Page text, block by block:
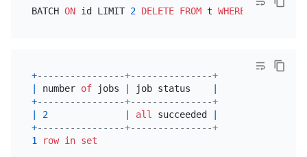
BATCH ON id LIMIT 2 DELETE FROM t WHERE 6 ;
+----------------+---------------+
number of jobs job status
+----------------+---------------+
2 all succeeded
+----------------+---------------+
1
row in set